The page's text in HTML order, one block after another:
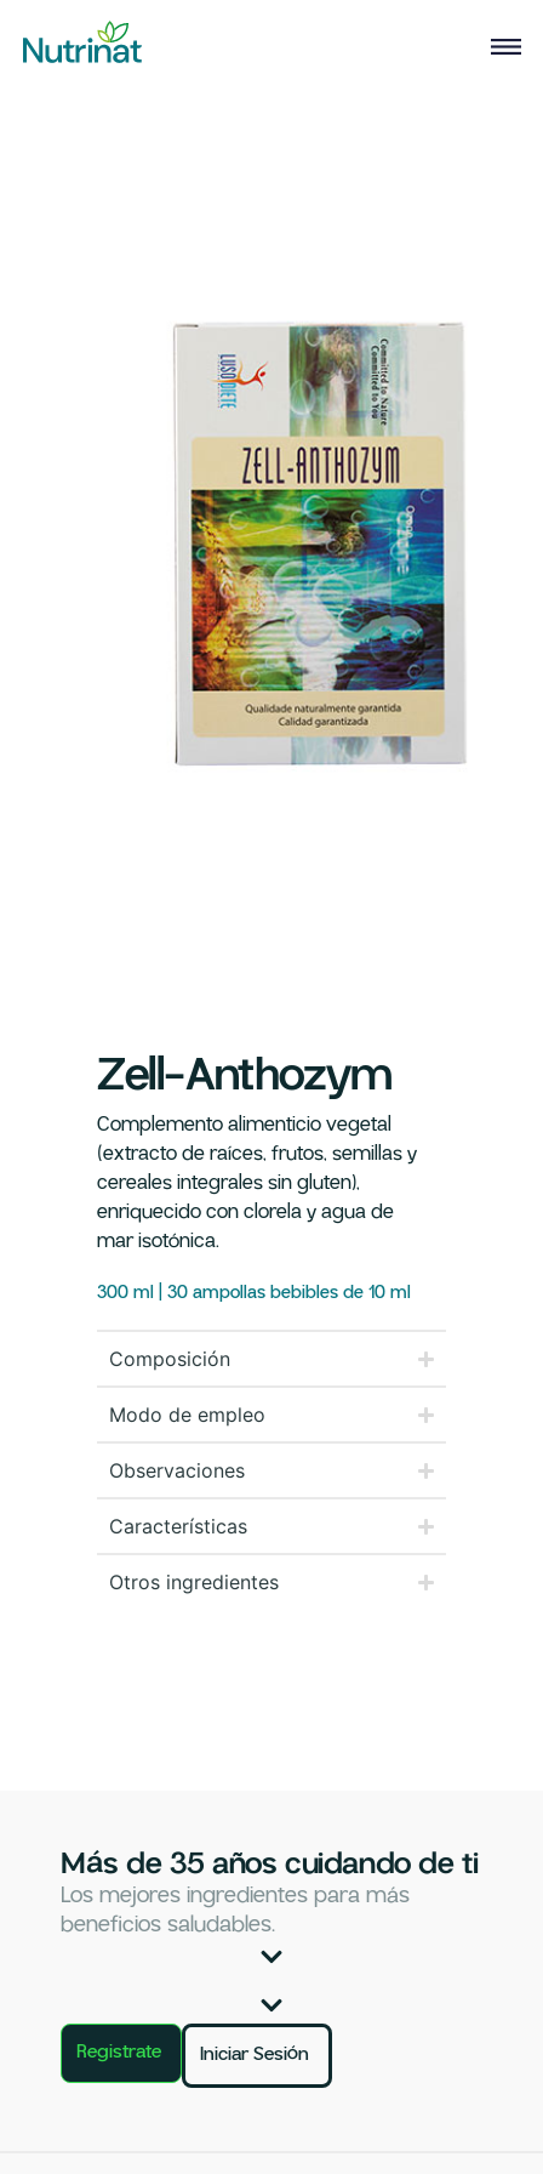
Zell-Anthozym
Complemento alimenticio vegetal
(extracto de raíces, frutos, semillas y
cereales integrales sin gluten),
enriquecido con clorela y agua de
mar isotónica.
300 ml | 30 ampollas bebibles de 10 ml
Composición
Modo de empleo
Observaciones
Características
Otros ingredientes
Más de 35 años cuidando de ti
Los mejores ingredientes para más
beneficios saludables.
Registrate Iniciar Sesión